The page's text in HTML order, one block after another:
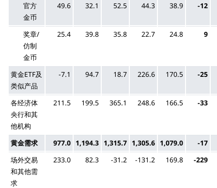
官方
金币
49.6 32.1 52.5 44.3 38.9 -12
奖章/
仿制
金币
25.4 39.8 35.8 22.7 24.8 9
黄金ETF及
类似产品
-7.1 94.7 18.7 226.6 170.5 -25
各经济体
央行和其
他机构
211.5 199.5 365.1 248.6 166.5 -33
黄金需求 977.0 1,194.3 1,315.7 1,305.6 1,079.0
-17
场外交易
和其他需
求
233.0 82.3 -31.2 -131.2 169.8 -229